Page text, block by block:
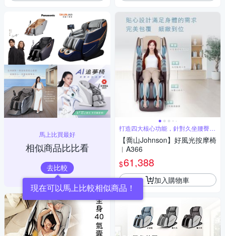
馬上比買最好
相似商品比比看
去比較
現在可以馬上比較相似商品！
打造四大核心功能，針對久坐腰臀深
層拉伸
【喬山Johnson】好風光按摩椅
︱A366
$61,388
加入購物車